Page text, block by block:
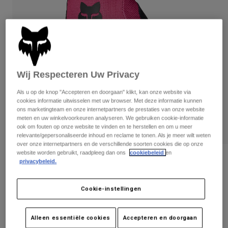
Broeken
Korte broeken
Jassen
Handschoenen
Beschermingen
Brillen
Onderdelen
Broeken
Handschoenen
Brillen
Sokken
Tassen & Accessoires
Overhemden
Alles bekijken
Women
T-Shirts & Tops
Hoodies en truien
Jassen
Leggings & Broeken
Shirts
Youth
Brillen
Socks
Alles bekijken
Moto
Helmen
Shirts
Pants
Gloves
Brillen
Beoordelingen
Ranger handschoenen
Artikelnummer33603
Wij Respecteren Uw Privacy
Als u op de knop "Accepteren en doorgaan" klikt, kan onze website via
cookies informatie uitwisselen met uw browser. Met deze informatie kunnen
ons marketingteam en onze internetpartners de prestaties van onze website
meten en uw winkelvoorkeuren analyseren. We gebruiken cookie-informatie
ook om fouten op onze website te vinden en te herstellen en om u meer
relevante/gepersonaliseerde inhoud en reclame te tonen. Als je meer wilt weten
over onze internetpartners en de verschillende soorten cookies die op onze
website worden gebruikt, raadpleeg dan ons
cookiebeleid en
privacybeleid.
Cookie-instellingen
Alleen essentiële cookies Accepteren en doorgaan